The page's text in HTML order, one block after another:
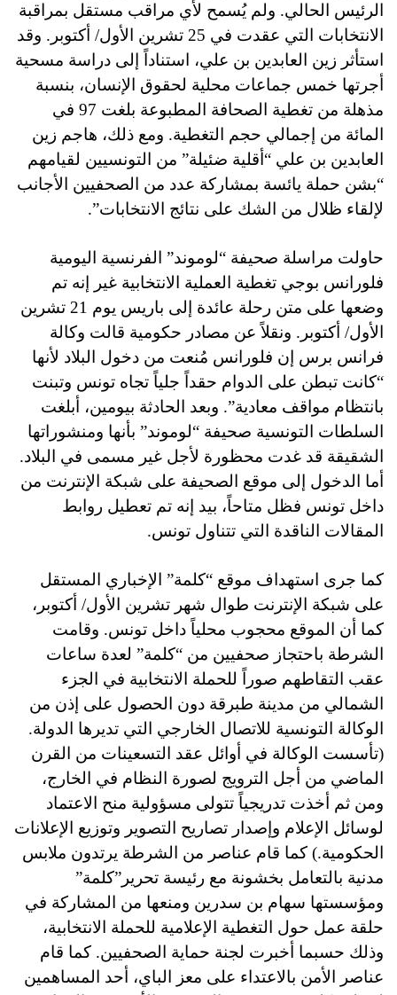
الرئيس الحالي. ولم يُسمح لأي مراقب مستقل بمراقبة
الانتخابات التي عقدت في 25 تشرين الأول/ أكتوبر. وقد
استأثر زين العابدين بن علي، استناداً إلى دراسة مسحية
أجرتها خمس جماعات محلية لحقوق الإنسان، بنسبة
مذهلة من تغطية الصحافة المطبوعة بلغت 97 في
المائة من إجمالي حجم التغطية. ومع ذلك، هاجم زين
العابدين بن علي “أقلية ضئيلة” من التونسيين لقيامهم
“بشن حملة يائسة بمشاركة عدد من الصحفيين الأجانب
لإلقاء ظلال من الشك على نتائج الانتخابات”.
حاولت مراسلة صحيفة “لوموند” الفرنسية اليومية
فلورانس بوجي تغطية العملية الانتخابية غير إنه تم
وضعها على متن رحلة عائدة إلى باريس يوم 21 تشرين
الأول/ أكتوبر. ونقلاً عن مصادر حكومية قالت وكالة
فرانس برس إن فلورانس مُنعت من دخول البلاد لأنها
“كانت تبطن على الدوام حقداً جلياً تجاه تونس وتبنت
بانتظام مواقف معادية”. وبعد الحادثة بيومين، أبلغت
السلطات التونسية صحيفة “لوموند” بأنها ومنشوراتها
الشقيقة قد غدت محظورة لأجل غير مسمى في البلاد.
أما الدخول إلى موقع الصحيفة على شبكة الإنترنت من
داخل تونس فظل متاحاً، بيد إنه تم تعطيل روابط
المقالات الناقدة التي تتناول تونس.
كما جرى استهداف موقع “كلمة” الإخباري المستقل
على شبكة الإنترنت طوال شهر تشرين الأول/ أكتوبر،
كما أن الموقع محجوب محلياً داخل تونس. وقامت
الشرطة باحتجاز صحفيين من “كلمة” لعدة ساعات
عقب التقاطهم صوراً للحملة الانتخابية في الجزء
الشمالي من مدينة طبرقة دون الحصول على إذن من
الوكالة التونسية للاتصال الخارجي التي تديرها الدولة.
(تأسست الوكالة في أوائل عقد التسعينات من القرن
الماضي من أجل الترويج لصورة النظام في الخارج،
ومن ثم أخذت تدريجياً تتولى مسؤولية منح الاعتماد
لوسائل الإعلام وإصدار تصاريح التصوير وتوزيع الإعلانات
الحكومية.) كما قام عناصر من الشرطة يرتدون ملابس
مدنية بالتعامل بخشونة مع رئيسة تحرير”كلمة”
ومؤسستها سهام بن سدرين ومنعها من المشاركة في
حلقة عمل حول التغطية الإعلامية للحملة الانتخابية،
وذلك حسبما أخبرت لجنة حماية الصحفيين. كما قام
عناصر الأمن بالاعتداء على معز الباي، أحد المساهمين